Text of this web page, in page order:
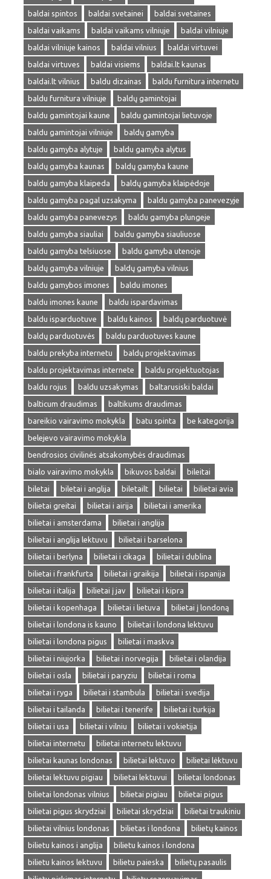
baldai spintos
baldai svetainei
baldai svetaines
baldai vaikams
baldai vaikams vilniuje
baldai vilniuje
baldai vilniuje kainos
baldai vilnius
baldai virtuvei
baldai virtuves
baldai visiems
baldai.lt kaunas
baldai.lt vilnius
baldu dizainas
baldu furnitura internetu
baldu furnitura vilniuje
baldų gamintojai
baldu gamintojai kaune
baldu gamintojai lietuvoje
baldu gamintojai vilniuje
baldų gamyba
baldu gamyba alytuje
baldu gamyba alytus
baldų gamyba kaunas
baldų gamyba kaune
baldu gamyba klaipeda
baldų gamyba klaipėdoje
baldu gamyba pagal uzsakyma
baldu gamyba panevezyje
baldu gamyba panevezys
baldu gamyba plungeje
baldu gamyba siauliai
baldu gamyba siauliuose
baldu gamyba telsiuose
baldu gamyba utenoje
baldų gamyba vilniuje
baldų gamyba vilnius
baldu gamybos imones
baldu imones
baldu imones kaune
baldu ispardavimas
baldu isparduotuve
baldu kainos
baldų parduotuvė
baldų parduotuvės
baldu parduotuves kaune
baldu prekyba internetu
baldų projektavimas
baldu projektavimas internete
baldu projektuotojas
baldu rojus
baldu uzsakymas
baltarusiski baldai
balticum draudimas
baltikums draudimas
bareikio vairavimo mokykla
batu spinta
be kategorija
belejevo vairavimo mokykla
bendrosios civilinės atsakomybės draudimas
bialo vairavimo mokykla
bikuvos baldai
bileitai
biletai
biletai i anglija biletailt bilietai
bilietai avia
bilietai greitai
bilietai i airija
bilietai i amerika
bilietai i amsterdama
bilietai i anglija
bilietai i anglija lektuvu
bilietai i barselona
bilietai i berlyna
bilietai i cikaga
bilietai i dublina
bilietai i frankfurta
bilietai i graikija
bilietai i ispanija
bilietai i italija
bilietai į jav
bilietai i kipra
bilietai i kopenhaga
bilietai i lietuva
bilietai į londoną
bilietai i londona is kauno
bilietai i londona lektuvu
bilietai i londona pigus
bilietai i maskva
bilietai i niujorka
bilietai i norvegija
bilietai i olandija
bilietai i osla
bilietai i paryziu
bilietai i roma
bilietai i ryga
bilietai i stambula
bilietai i svedija
bilietai i tailanda
bilietai i tenerife
bilietai i turkija
bilietai i usa
bilietai i vilniu
bilietai i vokietija
bilietai internetu
bilietai internetu lektuvu
bilietai kaunas londonas
bilietai lektuvo
bilietai lėktuvu
bilietai lektuvu pigiau
bilietai lektuvui
bilietai londonas
bilietai londonas vilnius
bilietai pigiau
bilietai pigus
bilietai pigus skrydziai
bilietai skrydziai
bilietai traukiniu
bilietai vilnius londonas
bilietas i londona
bilietų kainos
bilietu kainos i anglija
bilietu kainos i londona
bilietu kainos lektuvu
bilietu paieska
bilietų pasaulis